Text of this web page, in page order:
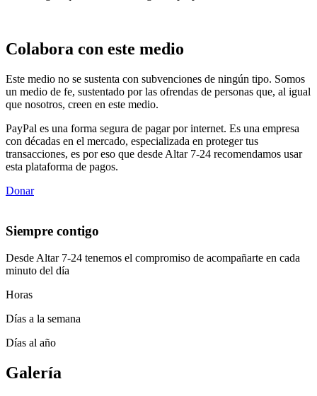
Colabora con este medio
Este medio no se sustenta con subvenciones de ningún tipo. Somos
un medio de fe, sustentado por las ofrendas de personas que, al igual
que nosotros, creen en este medio.
PayPal es una forma segura de pagar por internet. Es una empresa
con décadas en el mercado, especializada en proteger tus
transacciones, es por eso que desde Altar 7-24 recomendamos usar
esta plataforma de pagos.
Donar
Siempre contigo
Desde Altar 7-24 tenemos el compromiso de acompañarte en cada
minuto del día
Horas
Días a la semana
Días al año
Galería